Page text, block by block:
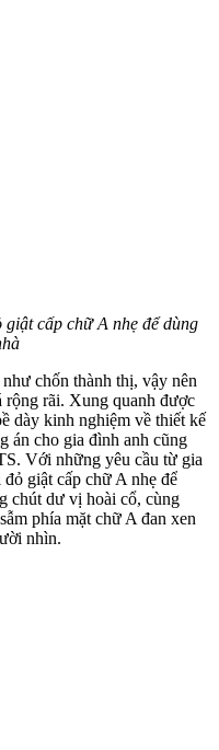
cấp chữ A nhẹ để dùng
chốn thành thị, vậy nên
rộng rãi. Xung quanh được
dày kinh nghiệm về thiết kế
án cho gia đình anh cũng
Với những yêu cầu từ gia
giật cấp chữ A nhẹ để
chút dư vị hoài cổ, cùng
phía mặt chữ A đan xen
nhìn.